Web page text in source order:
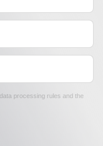
data processing rules and the